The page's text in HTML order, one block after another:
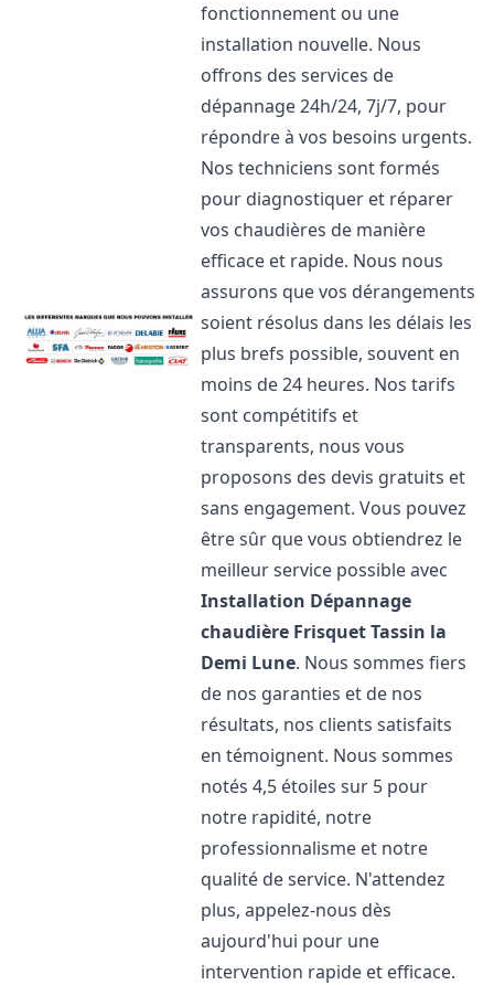
fonctionnement ou une
installation nouvelle. Nous
offrons des services de
dépannage 24h/24, 7j/7, pour
répondre à vos besoins urgents.
Nos techniciens sont formés
pour diagnostiquer et réparer
vos chaudières de manière
efficace et rapide. Nous nous
assurons que vos dérangements
soient résolus dans les délais les
plus brefs possible, souvent en
moins de 24 heures. Nos tarifs
sont compétitifs et
transparents, nous vous
proposons des devis gratuits et
sans engagement. Vous pouvez
être sûr que vous obtiendrez le
meilleur service possible avec
Installation Dépannage
chaudière FrisquetTassin la
Demi Lune. Nous sommes fiers
de nos garanties et de nos
résultats, nos clients satisfaits
en témoignent. Nous sommes
notés 4,5 étoiles sur 5 pour
notre rapidité, notre
professionnalisme et notre
qualité de service. N'attendez
plus, appelez-nous dès
aujourd'hui pour une
intervention rapide et efficace.